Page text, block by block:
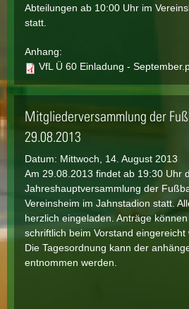
Abteilungen ab 10:00 Uhr im
statt.
Anhang:
VfL Ü 60 Einladung -
Mitgliederversammlung der
29.08.2013
Datum: Mittwoch, 14. August 2013
Am 29.08.2013 findet ab 19:30 Uhr
Jahreshauptversammlung der
Vereinsheim im Jahnstadion statt.
herzlich eingeladen. Anträge
schriftlich beim Vorstand eingereicht
Die Tagesordnung kann der
entnommen werden.